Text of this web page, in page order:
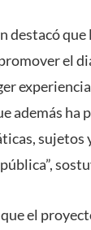
destacó
el
además ha
sujetos
el